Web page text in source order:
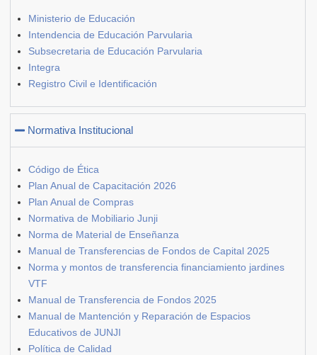
Ministerio de Educación
Intendencia de Educación Parvularia
Subsecretaria de Educación Parvularia
Integra
Registro Civil e Identificación
Normativa Institucional
Código de Ética
Plan Anual de Capacitación 2026
Plan Anual de Compras
Normativa de Mobiliario Junji
Norma de Material de Enseñanza
Manual de Transferencias de Fondos de Capital 2025
Norma y montos de transferencia financiamiento jardines
VTF
Manual de Transferencia de Fondos 2025
Manual de Mantención y Reparación de Espacios
Educativos de JUNJI
Política de Calidad